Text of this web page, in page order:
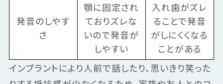
発音のしやす
さ
顎に固定され
ておりズレな
いので発音が
しやすい
入れ歯がズレ
ることで発音
がしにくくなる
ことがある
インプラントにより人前で話したり、思いきり笑った